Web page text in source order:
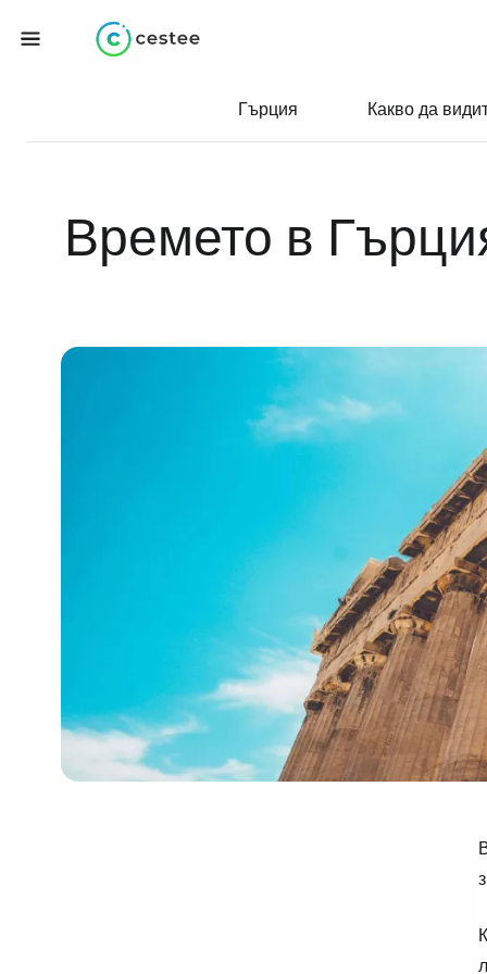
Гърция Какво да
Времето в